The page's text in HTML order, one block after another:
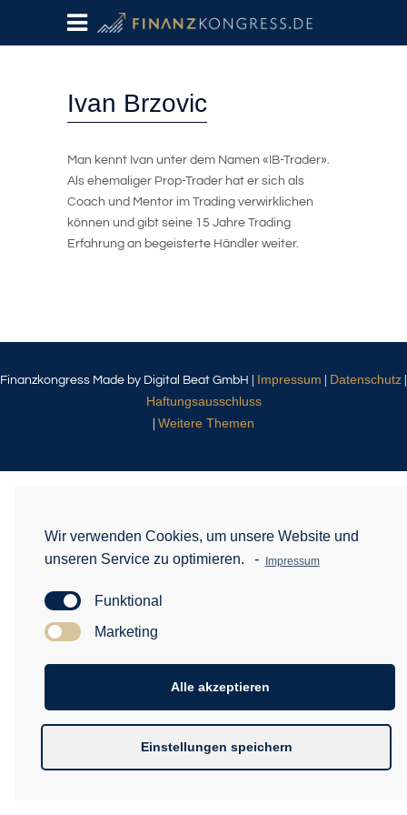
Ivan Brzovic
Man kennt Ivan unter dem Namen «IB-Trader».
Als ehemaliger Prop-Trader hat er sich als
Coach und Mentor im Trading verwirklichen
können und gibt seine 15 Jahre Trading
Erfahrung an begeisterte Händler weiter.
Finanzkongress Made by Digital Beat GmbH | Impressum Datenschutz
Haftungsausschluss
Weitere Themen
Wir verwenden Cookies, um unsere Website und
unseren Service zu optimieren.
- Impressum
Funktional
Marketing
Alle akzeptieren
Einstellungen speichern